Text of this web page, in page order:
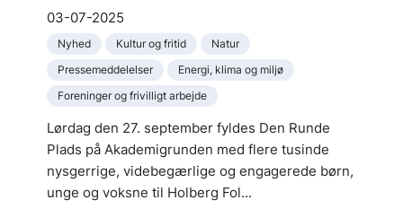
03-07-2025
Nyhed Kultur og fritid
Natur
Pressemeddelelser
Energi, klima og miljø
Foreninger og frivilligt arbejde
Lørdag den 27. september fyldes Den Runde
Plads på Akademigrunden med flere tusinde
nysgerrige, videbegærlige og engagerede børn,
unge og voksne til Holberg Fol...